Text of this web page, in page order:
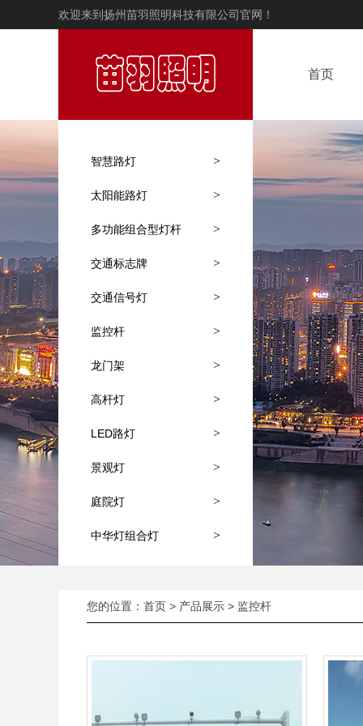
欢迎来到扬州苗羽照明科技有限公司官网！
智慧路灯 >
太阳能路灯 >
多功能组合型灯杆 >
交通标志牌 >
交通信号灯 >
监控杆 >
龙门架 >
高杆灯 >
LED路灯 >
景观灯 >
庭院灯 >
中华灯组合灯 >
首页
您的位置： 首页 > 产品展示 > 监控杆